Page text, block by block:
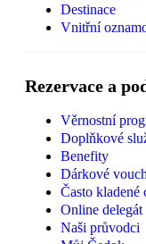
Destinace
Vnitřní
Rezervace a
Věrnostní
Doplňkové
Benefity
Dárkové
Často kladené
Online delegát
Naši průvodci